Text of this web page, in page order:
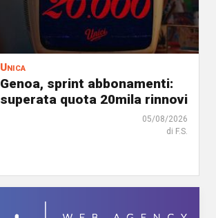
Unica
Genoa, sprint abbonamenti:
superata quota 20mila rinnovi
05/08/2026
di F.S.